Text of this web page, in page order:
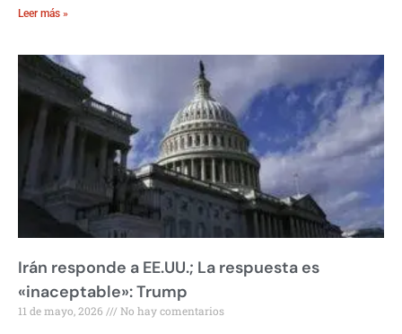
Leer más »
Irán responde a EE.UU.; La respuesta es
«inaceptable»: Trump
11 de mayo, 2026 No hay comentarios